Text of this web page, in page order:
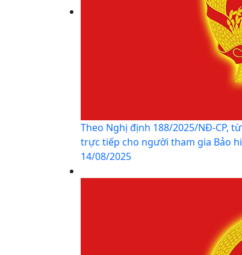
Theo Nghị định 188/2025/NĐ-CP,
trực tiếp cho người tham gia Bảo
14/08/2025